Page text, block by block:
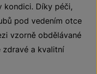
kondici. Díky péči,
pod vedením otce
vzorně obdělávané
a kvalitní